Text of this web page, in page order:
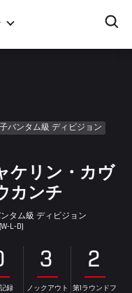
バンタム級 ディビジョン
ケリン・カヴ
カンチ
タム級 ディビジョン
L-D)
録
3
ノックアウト
2
第1ラウンドフ